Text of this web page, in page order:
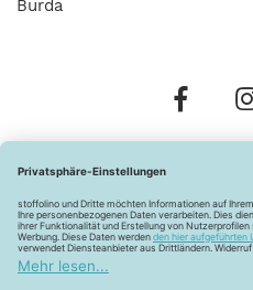
Burda
Widerrufsbelehrung
Barrierefreiheitserklärung